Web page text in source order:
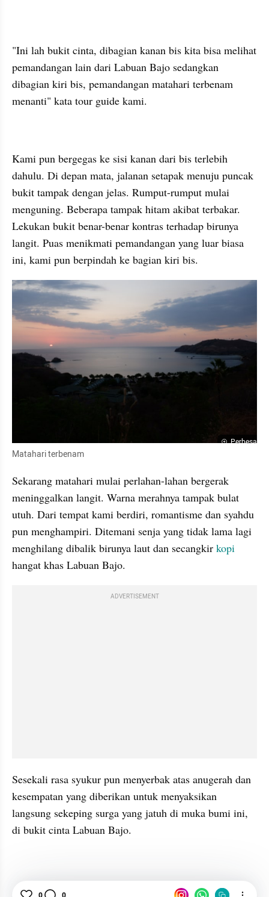
"Ini lah bukit cinta, dibagian kanan bis kita bisa melihat
pemandangan lain dari Labuan Bajo sedangkan
dibagian kiri bis, pemandangan matahari terbenam
menanti" kata tour guide kami.
Kami pun bergegas ke sisi kanan dari bis terlebih
dahulu. Di depan mata, jalanan setapak menuju puncak
bukit tampak dengan jelas. Rumput-rumput mulai
menguning. Beberapa tampak hitam akibat terbakar.
Lekukan bukit benar-benar kontras terhadap birunya
langit. Puas menikmati pemandangan yang luar biasa
ini, kami pun berpindah ke bagian kiri bis.
Perbesar
Matahari terbenam
Sekarang matahari mulai perlahan-lahan bergerak
meninggalkan langit. Warna merahnya tampak bulat
utuh. Dari tempat kami berdiri, romantisme dan syahdu
pun menghampiri. Ditemani senja yang tidak lama lagi
menghilang dibalik birunya laut dan secangkir kopi
hangat khas Labuan Bajo.
ADVERTISEMENT
Sesekali rasa syukur pun menyerbak atas anugerah dan
kesempatan yang diberikan untuk menyaksikan
langsung sekeping surga yang jatuh di muka bumi ini,
di bukit cinta Labuan Bajo.